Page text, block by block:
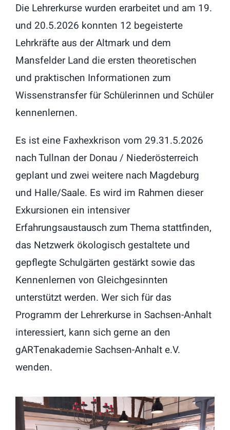
Die Lehrerkurse wurden erarbeitet und am 19.
und 20.5.2026 konnten 12 begeisterte
Lehrkräfte aus der Altmark und dem
Mansfelder Land die ersten theoretischen
und praktischen Informationen zum
Wissenstransfer für Schülerinnen und Schüler
kennenlernen.
Es ist eine Faxhexkrison vom 29.31.5.2026
nach Tullnan der Donau / Niederösterreich
geplant und zwei weitere nach Magdeburg
und Halle/Saale. Es wird im Rahmen dieser
Exkursionen ein intensiver
Erfahrungsaustausch zum Thema stattfinden,
das Netzwerk ökologisch gestaltete und
gepflegte Schulgärten gestärkt sowie das
Kennenlernen von Gleichgesinnten
unterstützt werden. Wer sich für das
Programm der Lehrerkurse in Sachsen-Anhalt
interessiert, kann sich gerne an den
gARTenakademie Sachsen-Anhalt e.V.
wenden.